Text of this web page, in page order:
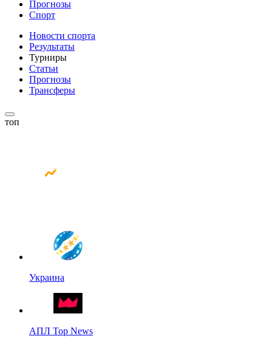
Прогнозы
Спорт
Новости спорта
Результаты
Турниры
Статьи
Прогнозы
Трансферы
топ
Украина
АПЛ Top News